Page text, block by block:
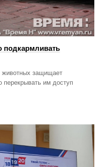
подкармливать
животных защищает
им доступ